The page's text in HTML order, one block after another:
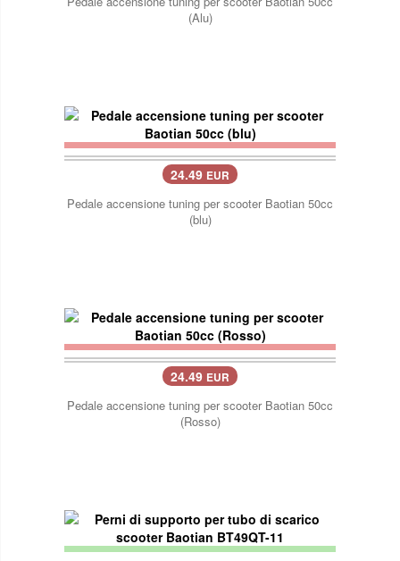
(Alu)
24.49 EUR
Pedale accensione tuning per scooter Baotian 50cc
(blu)
24.49 EUR
Pedale accensione tuning per scooter Baotian 50cc
(Rosso)